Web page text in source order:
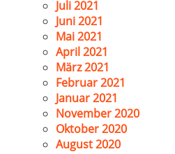
Juli 2021
Juni 2021
Mai 2021
April 2021
März 2021
Februar 2021
Januar 2021
November 2020
Oktober 2020
August 2020